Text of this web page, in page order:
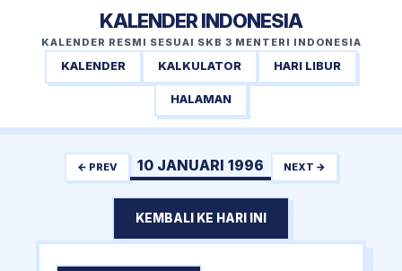
KALENDER INDONESIA
KALENDER RESMI SESUAI SKB 3 MENTERI INDONESIA
KALENDER KALKULATOR HARI LIBUR
HALAMAN
← PREV 10 JANUARI 1996 NEXT →
KEMBALI KE HARI INI